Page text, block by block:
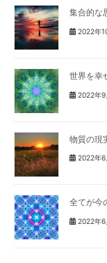
集合的な
2022年
世界を幸
2022年9
物質の現
2022年6
全てが今
2022年6